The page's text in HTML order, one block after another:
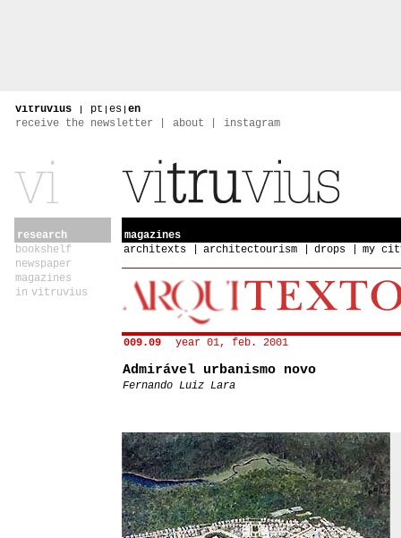
vitruvius | pt | es | en
receive the newsletter
about instagram
research
bookshelf
newspaper
magazines
in vitruvius
magazines
architexts
architectourism drops my
009.09 year 01, feb. 2001
Admirável urbanismo novo
Fernando Luiz Lara